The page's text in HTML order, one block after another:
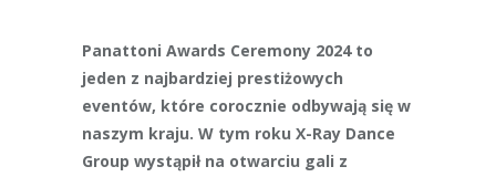
Panattoni Awards Ceremony 2024 to
jeden z najbardziej prestiżowych
eventów, które corocznie odbywają się w
naszym kraju. W tym roku X-Ray Dance
Group wystąpił na otwarciu gali z